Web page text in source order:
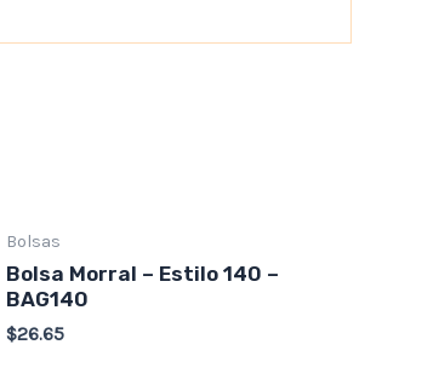
Bolsas
Bolsa Morral – Estilo 140 –
BAG140
$26.65